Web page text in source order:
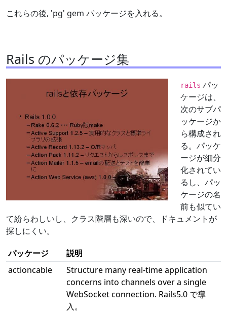
これらの後, 'pg' gem パッケージを入れる。
Rails のパッケージ集
rails パッ
ケージは、
次のサブパ
ッケージか
ら構成され
る。パッケ
ージが細分
化されてい
るし、パッ
ケージの名
前も似てい
て紛らわしいし、クラス階層も深いので、ドキュメントが
探しにくい。
パッケージ
説明
actioncable
Structure many real-time application
concerns into channels over a single
WebSocket connection. Rails5.0 で導
入。